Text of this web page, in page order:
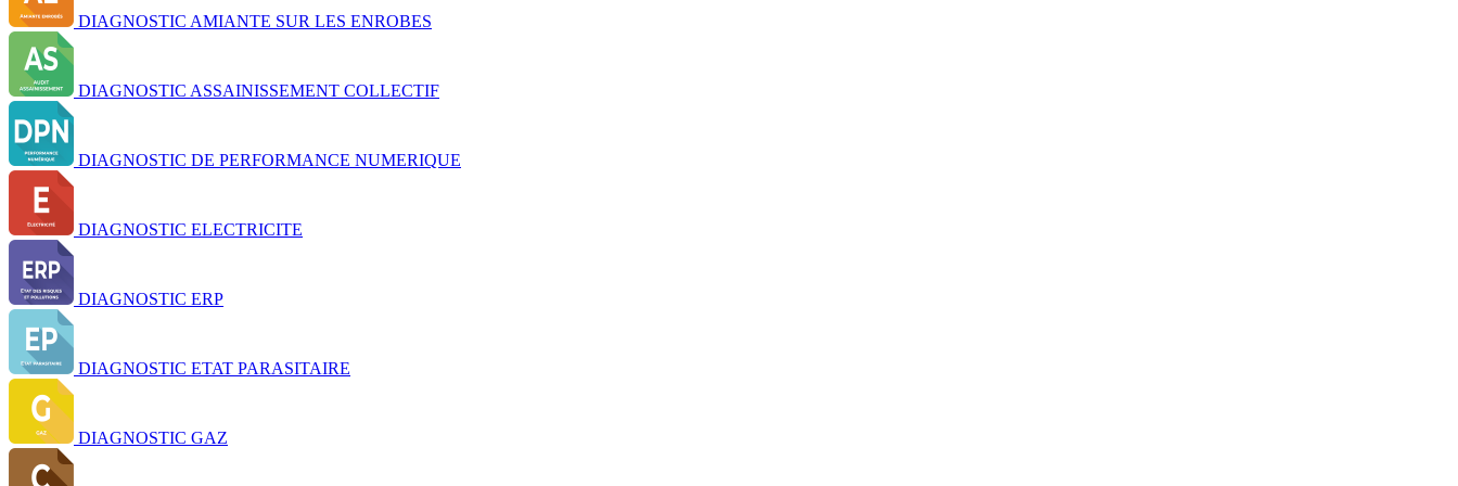
DIAGNOSTIC AMIANTE SUR LES ENROBES
DIAGNOSTIC ASSAINISSEMENT COLLECTIF
DIAGNOSTIC DE PERFORMANCE NUMERIQUE
DIAGNOSTIC ELECTRICITE
DIAGNOSTIC ERP
DIAGNOSTIC ETAT PARASITAIRE
DIAGNOSTIC GAZ